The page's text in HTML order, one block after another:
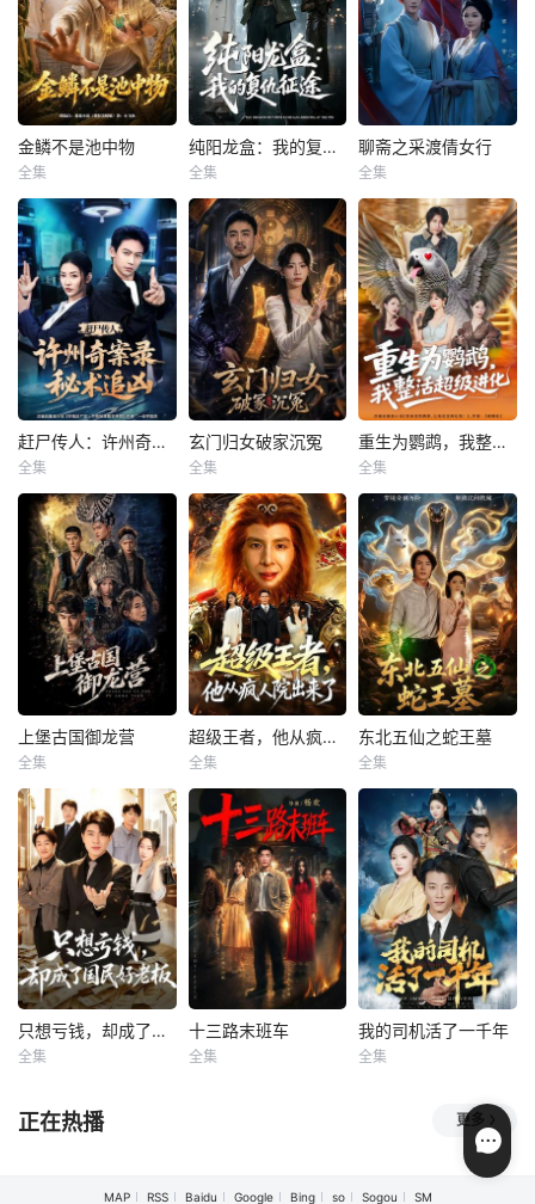
金鳞不是池中物
金鳞不是池中物
金鳞不是池中物
全集
纯阳龙盒：我的复仇征途
纯阳龙盒：我的复
仇征途
纯阳龙盒：我的复仇征途
全集
聊斋之采渡倩女行
聊斋之采渡倩女行
聊斋之采渡倩女行
全集
赶尸传人：许州奇案录秘术追凶
赶尸传人：许州奇
案录秘术追凶
赶尸传人：许州奇案录秘术追凶
全集
玄门归女破家沉冤
玄门归女破家沉冤
玄门归女破家沉冤
全集
重生为鹦鹉，我整活超级进化
重生为鹦鹉，我整
活超级进化
重生为鹦鹉，我整活超级进化
全集
上堡古国御龙营
上堡古国御龙营
上堡古国御龙营
全集
超级王者，他从疯人院出来了
超级王者，他从疯
人院出来了
超级王者，他从疯人院出来了
全集
东北五仙之蛇王墓
东北五仙之蛇王墓
东北五仙之蛇王墓
全集
只想亏钱，却成了国民好老板
只想亏钱，却成了
国民好老板
只想亏钱，却成了国民好老板
全集
十三路末班车
十三路末班车
全集
我的司机活了一千年
我的司机活了一千
我的司机活了一千年
全集
正在热播 更多
MAP RSS Baidu Google Bing so Sogou SM